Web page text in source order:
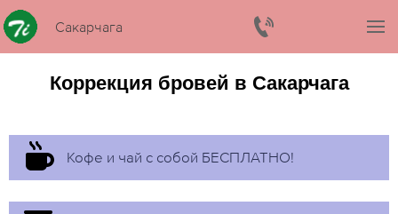
Сакарчага
Коррекция бровей в Сакарчага
Кофе и чай с собой БЕСПЛАТНО!